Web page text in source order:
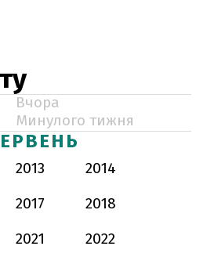
Вчора
Минулого тижня
2013
2014
2017
2018
2021
2022